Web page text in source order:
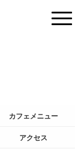
カフェメニュー
アクセス